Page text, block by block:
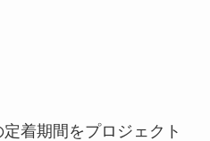
着期間をプロジェクト